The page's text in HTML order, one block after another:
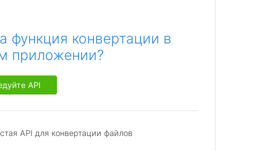
функция конвертации в
приложении?
API
API для конвертации файлов